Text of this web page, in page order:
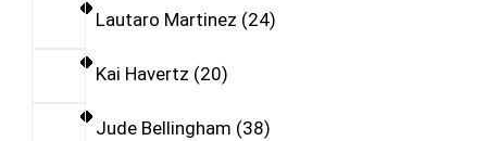
Lautaro Martinez 24
Kai Havertz 20
Jude Bellingham 38